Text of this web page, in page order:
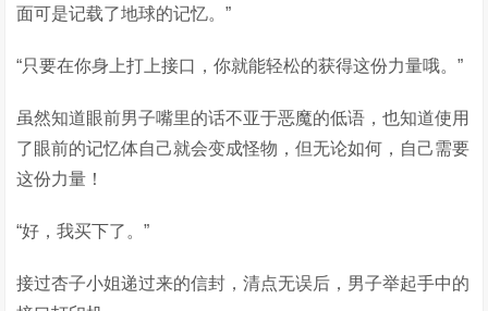
面可是记载了地球的记忆。”
“只要在你身上打上接口，你就能轻松的获得这份力量哦。”
虽然知道眼前男子嘴里的话不亚于恶魔的低语，也知道使用
了眼前的记忆体自己就会变成怪物，但无论如何，自己需要
这份力量！
“好，我买下了。”
接过杏子小姐递过来的信封，清点无误后，男子举起手中的